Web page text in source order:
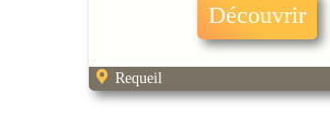
Découvrir
Requeil